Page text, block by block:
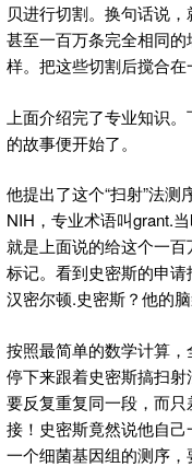
贝进行切割。换句话说
甚至一百万条完全相同
样。把这些切割后搅合在
上面介绍完了专业知识
的故事便开始了。
他提出了这个“扫射”法
NIH，专业术语叫grant.
就是上面说的给这个一
标记。看到史密斯的申
汉密尔顿.史密斯？他的
按照最简单的数学计算
停下来跟着史密斯搞扫
要反复重复同一段，而
接！史密斯竟然说他自
一个细菌基因组的测序